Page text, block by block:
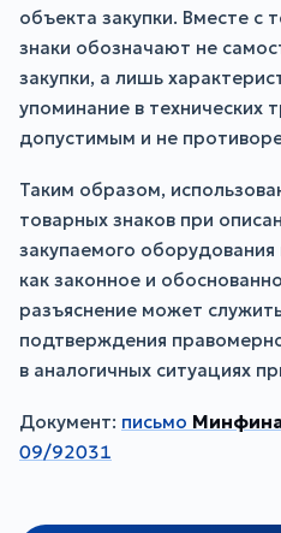
объекта закупки. Вместе с
знаки обозначают не
закупки, а лишь
упоминание в технических
допустимым и не
Таким образом,
товарных знаков при
закупаемого
как законное и
разъяснение может
подтверждения
в аналогичных ситуациях
Документ: письмо
09/92031